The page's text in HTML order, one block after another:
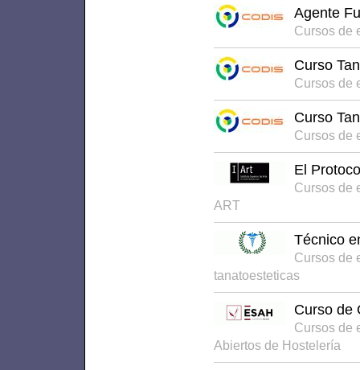
Agente
Cursos de
Curso
Cursos de
Curso
Cursos de
El
Cursos de
ART
Técnico
Cursos de
tanatoesteticas
Curso de
Cursos de
Abiertos de Hostelería